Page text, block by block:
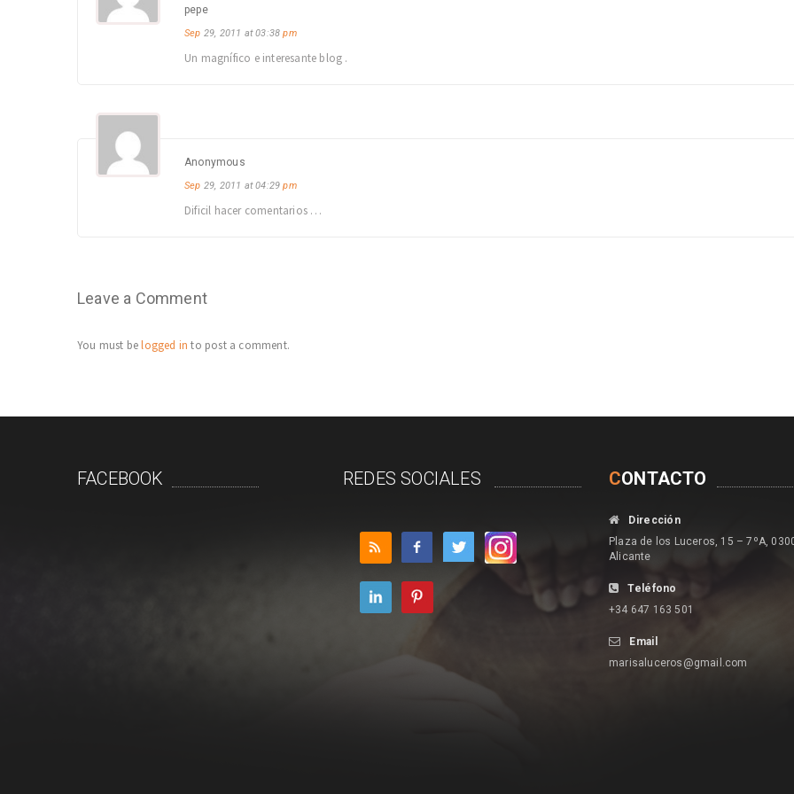
pepe
Sep 29, 2011 at 03:38pm
Un magnífico e interesante blog .
Anonymous
Sep 29, 2011 at 04:29pm
Dificil hacer comentarios …
Leave a Comment
You must belogged in to post a comment.
FACEBOOK REDES SOCIALES CONTACTO
Dirección
Plaza de los Luceros, 15 – 7ºA,
Alicante
Teléfono
+34 647 163 501
Email
marisaluceros@gmail.com